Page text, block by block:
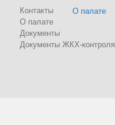
Контакты
О палате
Документы
Документы ЖКХ-контроля
О палате